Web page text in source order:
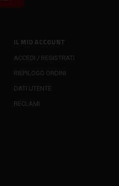
IL MIO ACCOUNT
ACCEDI / REGISTRATI
RIEPILOGO ORDINI
DATI UTENTE
RECLAMI